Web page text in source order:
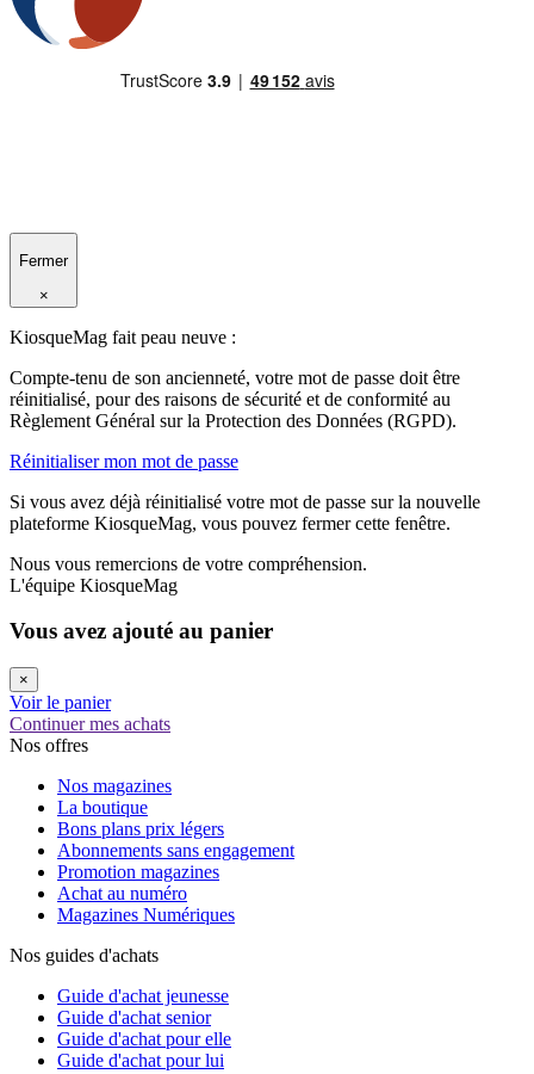
Fermer
×
KiosqueMag fait peau neuve :
Compte-tenu de son ancienneté, votre mot de passe doit être
réinitialisé, pour des raisons de sécurité et de conformité au
Règlement Général sur la Protection des Données (RGPD).
Réinitialiser mon mot de passe
Si vous avez déjà réinitialisé votre mot de passe sur la nouvelle
plateforme KiosqueMag, vous pouvez fermer cette fenêtre.
Nous vous remercions de votre compréhension.
L'équipe KiosqueMag
Vous avez ajouté au panier
×
Voir le panier
Continuer mes achats
Nos offres
Nos magazines
La boutique
Bons plans prix légers
Abonnements sans engagement
Promotion magazines
Achat au numéro
Magazines Numériques
Nos guides d'achats
Guide d'achat jeunesse
Guide d'achat senior
Guide d'achat pour elle
Guide d'achat pour lui